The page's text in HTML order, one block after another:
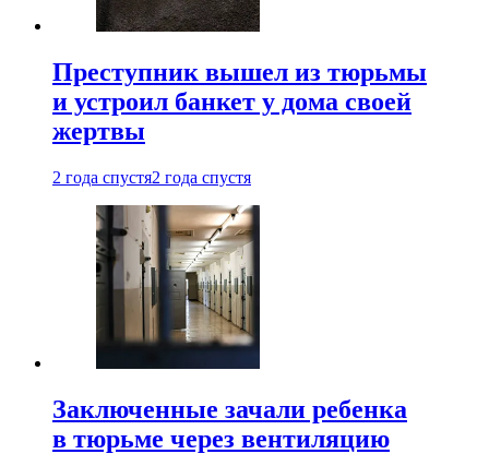
Преступник вышел из тюрьмы
и устроил банкет у дома своей
жертвы
2 года спустя2 года спустя
Заключенные зачали ребенка
в тюрьме через вентиляцию